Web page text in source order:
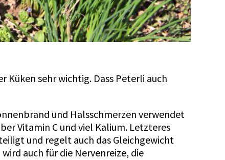
Küken sehr wichtig. Dass Peterli auch
und Halsschmerzen verwendet
Vitamin C und viel Kalium. Letzteres
und regelt auch das Gleichgewicht
auch für die Nervenreize, die